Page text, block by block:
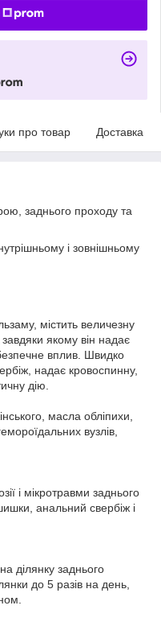
про товар Доставка
заднього проходу та
і зовнішньому
містить величезну
завдяки якому він надає
вплив. Швидко
надає кровоспинну,
дію.
масла обліпихи,
вузлів,
і мікротравми заднього
анальний свербіж і
ділянку заднього
до 5 разів на день,